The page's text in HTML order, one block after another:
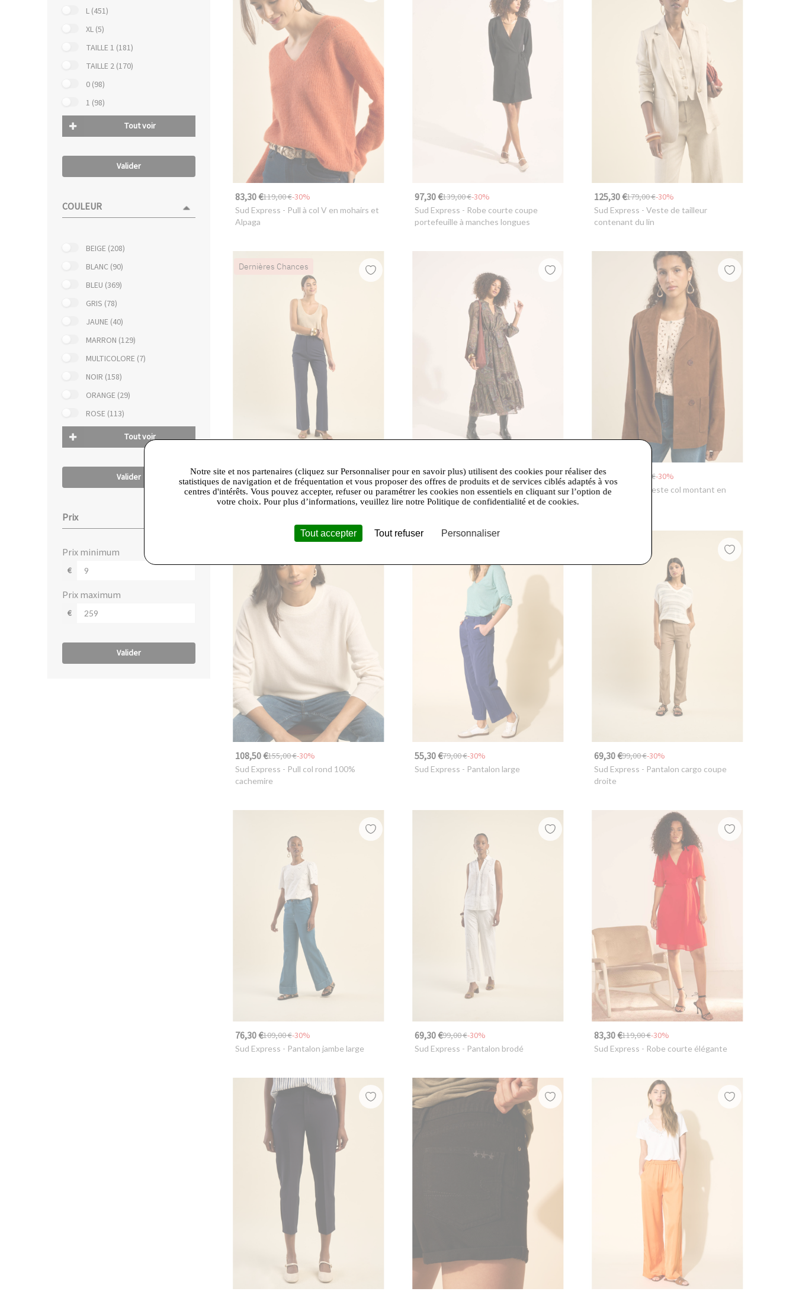
L (451)
XL (5)
TAILLE 1 (181)
TAILLE 2 (170)
0 (98)
1 (98)
Tout voir
Valider
COULEUR
BEIGE (208)
BLANC (90)
BLEU (369)
GRIS (78)
JAUNE (40)
MARRON (129)
MULTICOLORE (7)
NOIR (158)
ORANGE (29)
ROSE (113)
Tout voir
Valider
Prix
prix minimum
€
prix maximum
€
Valider
83,30 €119,00 €-30%
Sud Express - Pull à col V en mohairs et
Alpaga
97,30 €139,00 €-30%
Sud Express - Robe courte coupe
portefeuille à manches longues
125,30 €179,00 €-30%
Sud Express - Veste de tailleur
contenant du lin
Dernières Chances
76,30 €109,00 €-30%
Sud Express- Pantalon de tailleurs
125,30 € 179,00 €-30%
Sud Express- Robe longue à imprimé
avec des manches longues bouffantes
258,30 € 369,00 €-30%
Sud Express
- Veste col montant en
108,50 €155,00 €-30%
Sud Express - Pull col rond 100%
cachemire
55,30 €79,00 €-30%
Sud Express - Pantalon large
69,30 €99,00 €-30%
Sud Express - Pantalon cargo coupe
droite
76,30 €109,00 €-30%
Sud Express - Pantalon jambe large
69,30 €99,00 €-30%
Sud Express - Pantalon brodé
83,30 €119,00 €-30%
Sud Express - Robe courte élégante
Notre site et nos partenaires (cliquez sur Personnaliser pour en savoir plus) utilisent des cookies pour réaliser des
statistiques de navigation et de fréquentation et vous proposer des offres de produits et de services ciblés adaptés à vos
centres d'intérêts. Vous pouvez accepter, refuser ou paramétrer les cookies non essentiels en cliquant sur l’option de
votre choix. Pour plus d’informations, veuillez lire notre Politique de confidentialité et de cookies.
Tout accepter Tout refuser Personnaliser